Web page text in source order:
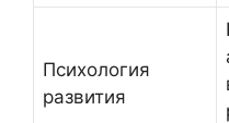
Психология
развития